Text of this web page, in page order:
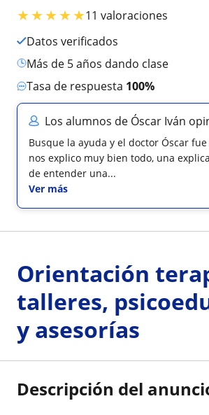
★★★★★11 valoraciones
Datos verificados
más de 5 años dando clase
Tasa de respuesta 100%
Los alumnos de Óscar Iván
Busque la ayuda y el doctor Óscar
nos explico muy bien todo, una
de entender una...
Ver más
Orientación
talleres,
y asesorías
Descripción del